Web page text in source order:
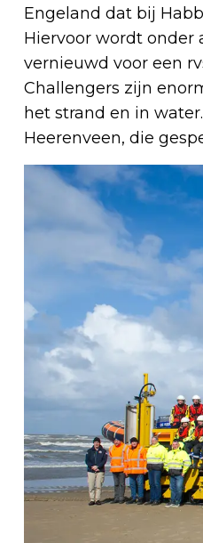
Engeland dat bij
Hiervoor wordt
vernieuwd voor een
Challengers zijn
het strand en in
Heerenveen, die